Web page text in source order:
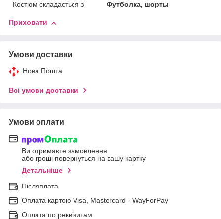
Костюм складається з
Футболка, шорты
Приховати
Умови доставки
Нова Пошта
Всі умови доставки
Умови оплати
Ви отримаєте замовлення
або гроші повернуться на вашу картку
Детальніше
Післяплата
Оплата картою Visa, Mastercard - WayForPay
Оплата по реквізитам